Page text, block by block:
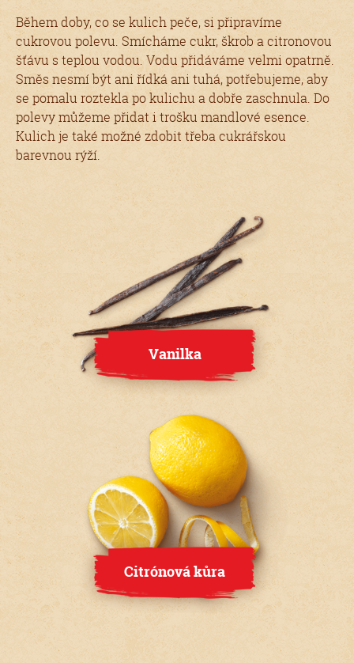
Během doby, co se kulich peče, si připravíme
cukrovou polevu. Smícháme cukr, škrob a citronovou
šťávu s teplou vodou. Vodu přidáváme velmi opatrně.
Směs nesmí být ani řídká ani tuhá, potřebujeme, aby
se pomalu roztekla po kulichu a dobře zaschnula. Do
polevy můžeme přidat i trošku mandlové esence.
Kulich je také možné zdobit třeba cukrářskou
barevnou rýží.
Vanilka
Citrónová kůra